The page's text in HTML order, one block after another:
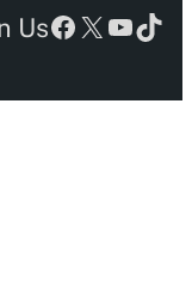
UsFacebook
X